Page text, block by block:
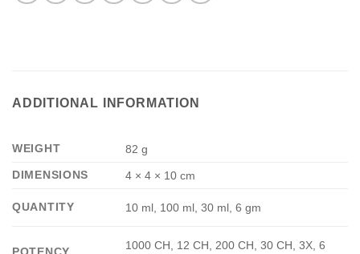
ADDITIONAL INFORMATION
WEIGHT
82 g
DIMENSIONS
4 × 4 × 10 cm
QUANTITY 10 ml, 100 ml, 30 ml, 6 gm
1000 CH, 12 CH, 200 CH, 30 CH, 3X, 6